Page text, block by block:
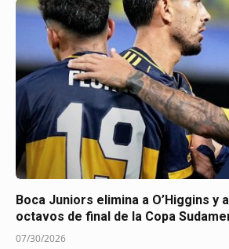
Boca Juniors elimina a O’Higgins y
octavos de final de la Copa
07/30/2026